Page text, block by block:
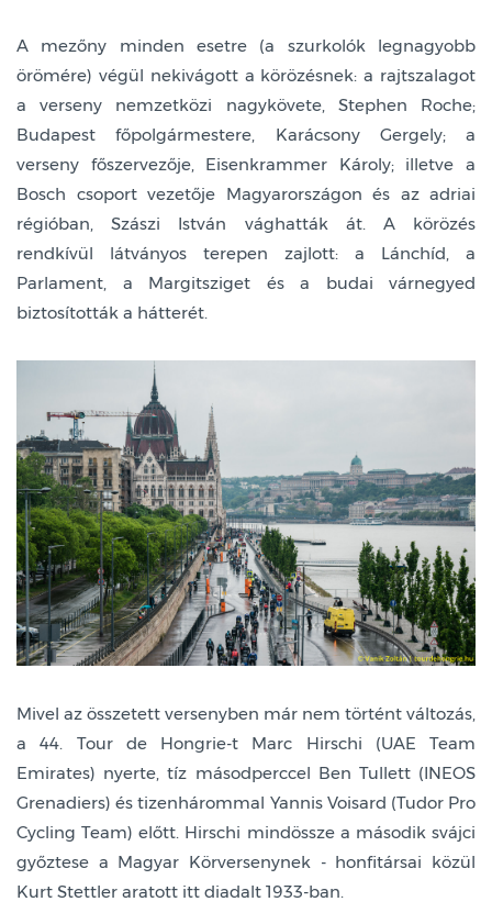
A mezőny minden esetre (a szurkolók legnagyobb
örömére) végül nekivágott a körözésnek: a rajtszalagot
a verseny nemzetközi nagykövete, Stephen Roche;
Budapest főpolgármestere, Karácsony Gergely; a
verseny főszervezője, Eisenkrammer Károly; illetve a
Bosch csoport vezetője Magyarországon és az adriai
régióban, Szászi István vághatták át. A körözés
rendkívül látványos terepen zajlott: a Lánchíd, a
Parlament, a Margitsziget és a budai várnegyed
biztosították a hátterét.
Mivel az összetett versenyben már nem történt változás,
a 44. Tour de Hongrie-t Marc Hirschi (UAE Team
Emirates) nyerte, tíz másodperccel Ben Tullett (INEOS
Grenadiers) és tizenhárommal Yannis Voisard (Tudor Pro
Cycling Team) előtt. Hirschi mindössze a második svájci
győztese a Magyar Körversenynek - honfitársai közül
Kurt Stettler aratott itt diadalt 1933-ban.